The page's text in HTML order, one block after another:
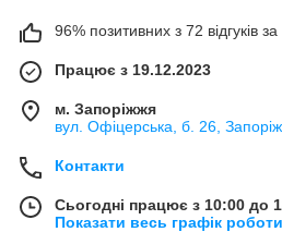
96% позитивних з 72 відгуків за
Працює з 19.12.2023
м. Запоріжжя
вул. Офіцерська, б. 26,
Контакти
Сьогодні працює з 10:00 до
Показати весь графік роботи